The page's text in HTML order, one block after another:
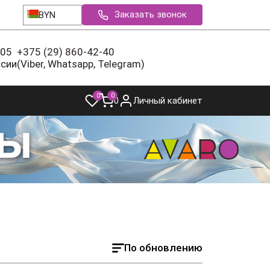
BYN Заказать звонок
+375 (29) 860-42-40
(Viber, Whatsapp, Telegram)
0 00 Личный кабинет
По обновлению